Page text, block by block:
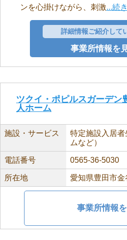
ンを心掛けながら、刺激...続
詳細情報ご紹介して
事業所情報を
ツクイ・ポピルスガーデ
人ホーム
施設・サービス
特定施設入居
ムなど）
電話番号 0565-36-5030
所在地 愛知県豊田市金
事業所情報